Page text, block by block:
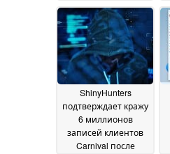
02 June
2026
ShinyHunters
подтверждает кражу
6 миллионов
записей клиентов
Carnival после